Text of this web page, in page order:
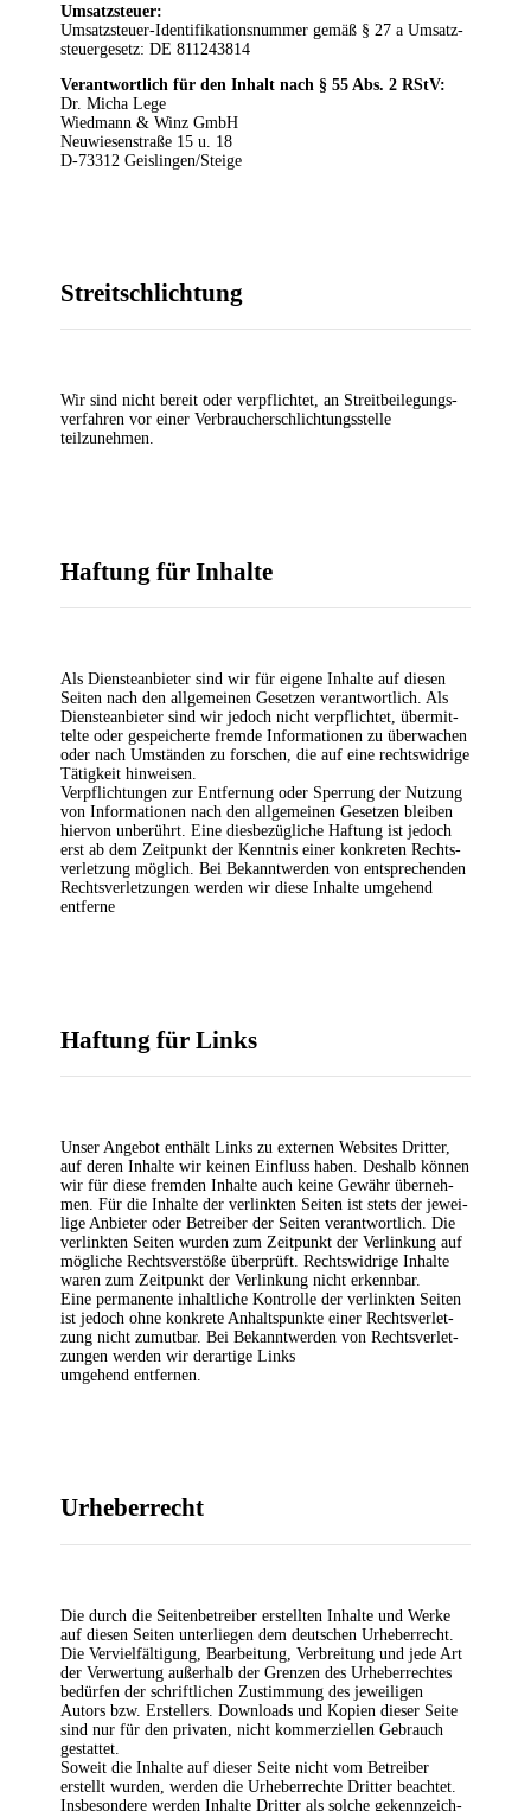
Umsatz­steu­er:
Umsatz­steu­er-Iden­ti­fi­ka­ti­ons­num­mer gemäß § 27 a Umsatz­
steu­er­ge­setz: DE 811243814
Ver­ant­wort­lich für den Inhalt nach § 55 Abs. 2 RStV:
Dr. Micha Lege
Wiedmann & Winz GmbH
Neu­wie­sen­stra­ße 15 u. 18
D‑73312 Geislingen/Steige
Streit­schlich­tung
Wir sind nicht bereit oder ver­pflich­tet, an Streit­bei­le­gungs­
ver­fah­ren vor einer Ver­brau­cher­schlich­tungs­stel­le
teilzunehmen.
Haf­tung für Inhalte
Als Diens­te­an­bie­ter sind wir für eige­ne Inhal­te auf die­sen
Sei­ten nach den all­ge­mei­nen Geset­zen ver­ant­wort­lich. Als
Diens­te­an­bie­ter sind wir jedoch nicht ver­pflich­tet, über­mit­
tel­te oder gespei­cher­te frem­de Infor­ma­tio­nen zu über­wa­chen
oder nach Umstän­den zu for­schen, die auf eine rechts­wid­ri­ge
Tätig­keit hin­wei­sen.
Ver­pflich­tun­gen zur Ent­fer­nung oder Sper­rung der Nut­zung
von Infor­ma­tio­nen nach den all­ge­mei­nen Geset­zen blei­ben
hier­von unbe­rührt. Eine dies­be­züg­li­che Haf­tung ist jedoch
erst ab dem Zeit­punkt der Kennt­nis einer kon­kre­ten Rechts­
ver­let­zung mög­lich. Bei Bekannt­wer­den von ent­spre­chen­den
Rechts­ver­let­zun­gen wer­den wir die­se Inhal­te umge­hend
entferne
Haf­tung für Links
Unser Ange­bot ent­hält Links zu exter­nen Web­sites Drit­ter,
auf deren Inhal­te wir kei­nen Ein­fluss haben. Des­halb kön­nen
wir für die­se frem­den Inhal­te auch kei­ne Gewähr über­neh­
men. Für die Inhal­te der ver­link­ten Sei­ten ist stets der jewei­
li­ge Anbie­ter oder Betrei­ber der Sei­ten ver­ant­wort­lich. Die
ver­link­ten Sei­ten wur­den zum Zeit­punkt der Ver­lin­kung auf
mög­li­che Rechts­ver­stö­ße über­prüft. Rechts­wid­ri­ge Inhal­te
waren zum Zeit­punkt der Ver­lin­kung nicht erkenn­bar.
Eine per­ma­nen­te inhalt­li­che Kon­trol­le der ver­link­ten Sei­ten
ist jedoch ohne kon­kre­te Anhalts­punk­te einer Rechts­ver­let­
zung nicht zumut­bar. Bei Bekannt­wer­den von Rechts­ver­let­
zun­gen wer­den wir der­ar­ti­ge Links
umge­hend entfernen.
Urhe­ber­recht
Die durch die Sei­ten­be­trei­ber erstell­ten Inhal­te und Wer­ke
auf die­sen Sei­ten unter­lie­gen dem deut­schen Urhe­ber­recht.
Die Ver­viel­fäl­ti­gung, Bear­bei­tung, Ver­brei­tung und jede Art
der Ver­wer­tung außer­halb der Gren­zen des Urhe­ber­rech­tes
bedür­fen der schrift­li­chen Zustim­mung des jewei­li­gen
Autors bzw. Erstel­lers. Down­loads und Kopien die­ser Sei­te
sind nur für den pri­va­ten, nicht kom­mer­zi­el­len Gebrauch
gestattet.
Soweit die Inhal­te auf die­ser Sei­te nicht vom Betrei­ber
erstellt wur­den, wer­den die Urhe­ber­rech­te Drit­ter beach­tet.
Ins­be­son­de­re wer­den Inhal­te Drit­ter als sol­che gekenn­zeich­